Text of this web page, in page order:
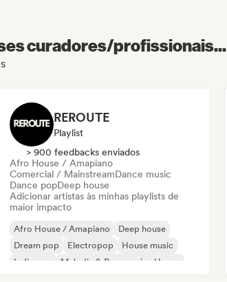
curadores/profissionais...
REROUTE
Playlist
> 900 feedbacks enviados
Afro House / Amapiano
Comercial / MainstreamDance music
Dance popDeep house
Adicionar artistas às minhas playlists de
maior impacto
Afro House / Amapiano
Deep house
Dream pop
Electropop
House music
Indie pop
Melodic & Progressive House